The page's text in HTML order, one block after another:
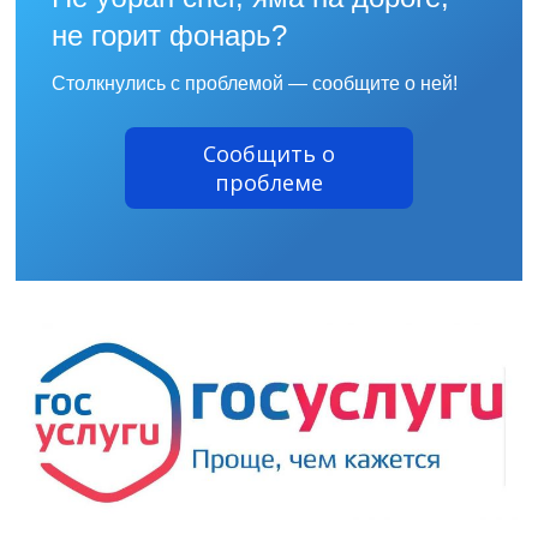
не горит фонарь?
Столкнулись с проблемой — сообщите о ней!
Сообщить о
проблеме